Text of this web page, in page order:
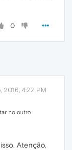
0
2016, 4:22 PM
no outro
Atenção,